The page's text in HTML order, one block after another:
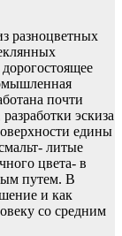
разноцветных
почти
эскиза
едины
литые
цвета- в
путем. В
и как
со средним